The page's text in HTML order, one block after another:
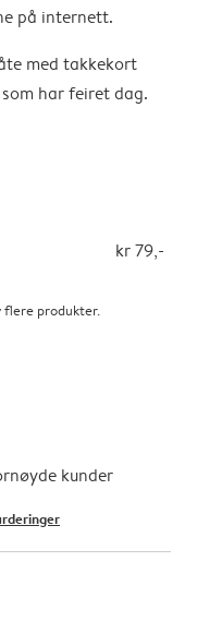
på internett.
med takkekort
har feiret dag.
kr 79,-
flere produkter.
kunder